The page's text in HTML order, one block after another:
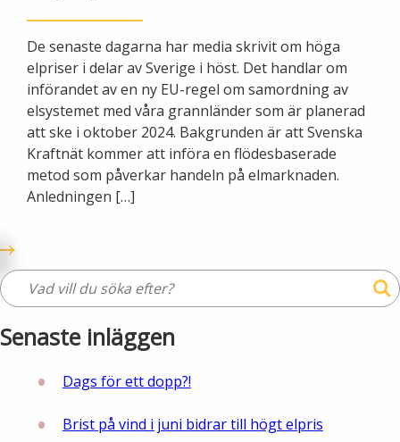
Tillgänglighetsredogörelse
De senaste dagarna har media skrivit om höga
elpriser i delar av Sverige i höst. Det handlar om
införandet av en ny EU-regel om samordning av
elsystemet med våra grannländer som är planerad
att ske i oktober 2024. Bakgrunden är att Svenska
Kraftnät kommer att införa en flödesbaserade
metod som påverkar handeln på elmarknaden.
Anledningen […]
Senaste inläggen
Dags för ett dopp?!
Brist på vind i juni bidrar till högt elpris